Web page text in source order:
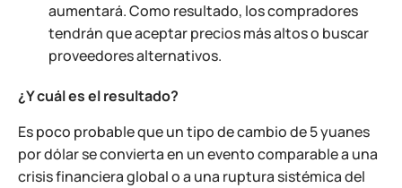
aumentará. Como resultado, los compradores
tendrán que aceptar precios más altos o buscar
proveedores alternativos.
¿Y cuál es el resultado?
Es poco probable que un tipo de cambio de 5 yuanes
por dólar se convierta en un evento comparable a una
crisis financiera global o a una ruptura sistémica del